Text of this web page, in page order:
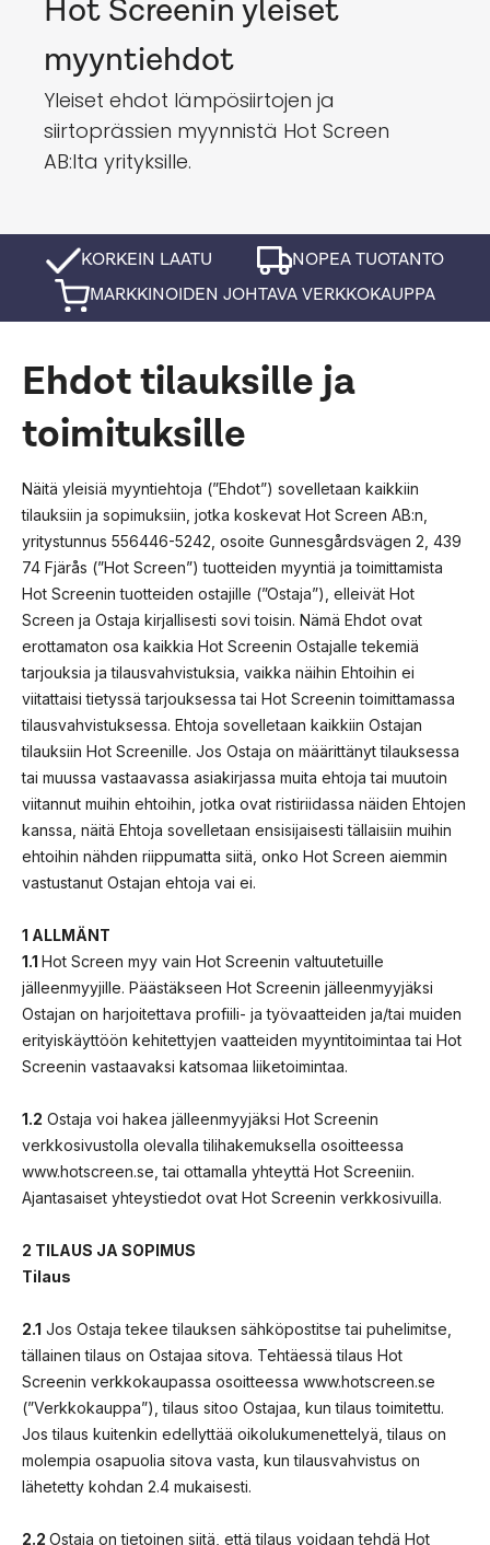
Hot Screenin yleiset
myyntiehdot
Yleiset ehdot lämpösiirtojen ja
siirtoprässien myynnistä Hot Screen
AB:lta yrityksille.
KORKEIN LAATU
NOPEA TUOTANTO
MARKKINOIDEN JOHTAVA VERKKOKAUPPA
Ehdot tilauksille ja
toimituksille
Näitä yleisiä myyntiehtoja (”Ehdot”) sovelletaan kaikkiin
tilauksiin ja sopimuksiin, jotka koskevat Hot Screen AB:n,
yritystunnus 556446-5242, osoite Gunnesgårdsvägen 2, 439
74 Fjärås (”Hot Screen”) tuotteiden myyntiä ja toimittamista
Hot Screenin tuotteiden ostajille (”Ostaja”), elleivät Hot
Screen ja Ostaja kirjallisesti sovi toisin. Nämä Ehdot ovat
erottamaton osa kaikkia Hot Screenin Ostajalle tekemiä
tarjouksia ja tilausvahvistuksia, vaikka näihin Ehtoihin ei
viitattaisi tietyssä tarjouksessa tai Hot Screenin toimittamassa
tilausvahvistuksessa. Ehtoja sovelletaan kaikkiin Ostajan
tilauksiin Hot Screenille. Jos Ostaja on määrittänyt tilauksessa
tai muussa vastaavassa asiakirjassa muita ehtoja tai muutoin
viitannut muihin ehtoihin, jotka ovat ristiriidassa näiden Ehtojen
kanssa, näitä Ehtoja sovelletaan ensisijaisesti tällaisiin muihin
ehtoihin nähden riippumatta siitä, onko Hot Screen aiemmin
vastustanut Ostajan ehtoja vai ei.
1 ALLMÄNT
1.1 Hot Screen myy vain Hot Screenin valtuutetuille
jälleenmyyjille. Päästäkseen Hot Screenin jälleenmyyjäksi
Ostajan on harjoitettava profiili- ja työvaatteiden ja/tai muiden
erityiskäyttöön kehitettyjen vaatteiden myyntitoimintaa tai Hot
Screenin vastaavaksi katsomaa liiketoimintaa.
1.2 Ostaja voi hakea jälleenmyyjäksi Hot Screenin
verkkosivustolla olevalla tilihakemuksella osoitteessa
www.hotscreen.se, tai ottamalla yhteyttä Hot Screeniin.
Ajantasaiset yhteystiedot ovat Hot Screenin verkkosivuilla.
2 TILAUS JA SOPIMUS
Tilaus
2.1 Jos Ostaja tekee tilauksen sähköpostitse tai puhelimitse,
tällainen tilaus on Ostajaa sitova. Tehtäessä tilaus Hot
Screenin verkkokaupassa osoitteessa www.hotscreen.se
(”Verkkokauppa”), tilaus sitoo Ostajaa, kun tilaus toimitettu.
Jos tilaus kuitenkin edellyttää oikolukumenettelyä, tilaus on
molempia osapuolia sitova vasta, kun tilausvahvistus on
lähetetty kohdan 2.4 mukaisesti.
2.2 Ostaja on tietoinen siitä, että tilaus voidaan tehdä Hot